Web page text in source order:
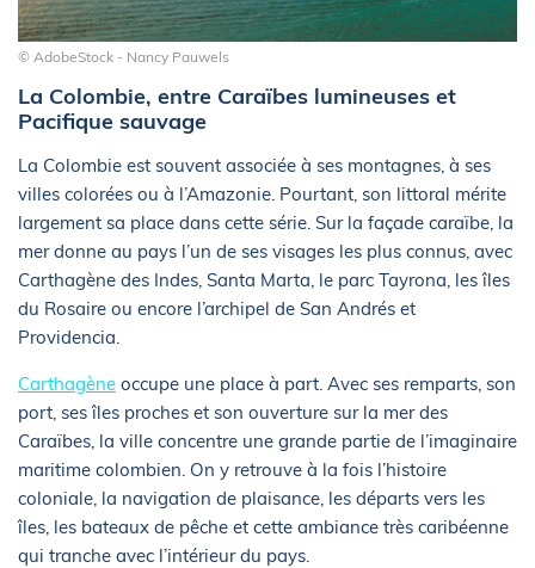
© AdobeStock - Nancy Pauwels
La Colombie, entre Caraïbes lumineuses et
Pacifique sauvage
La Colombie est souvent associée à ses montagnes, à ses
villes colorées ou à l’Amazonie. Pourtant, son littoral mérite
largement sa place dans cette série. Sur la façade caraïbe, la
mer donne au pays l’un de ses visages les plus connus, avec
Carthagène des Indes, Santa Marta, le parc Tayrona, les îles
du Rosaire ou encore l’archipel de San Andrés et
Providencia.
Carthagène occupe une place à part. Avec ses remparts, son
port, ses îles proches et son ouverture sur la mer des
Caraïbes, la ville concentre une grande partie de l’imaginaire
maritime colombien. On y retrouve à la fois l’histoire
coloniale, la navigation de plaisance, les départs vers les
îles, les bateaux de pêche et cette ambiance très caribéenne
qui tranche avec l’intérieur du pays.